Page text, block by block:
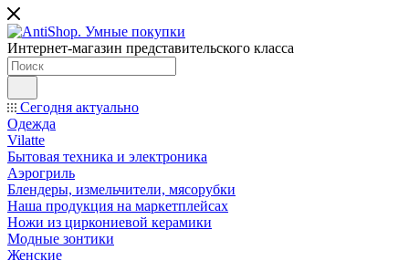
Интернет-магазин представительского класса
Сегодня актуально
Одежда
Vilatte
Бытовая техника и электроника
Аэрогриль
Блендеры, измельчители, мясорубки
Наша продукция на маркетплейсах
Ножи из циркониевой керамики
Модные зонтики
Женские